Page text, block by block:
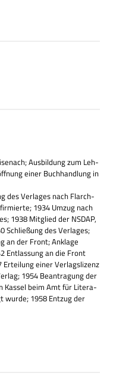
Aus­bil­dung zum Leh­
einer Buch­hand­lung in
des Ver­la­ges nach Flarch­
1934 Umzug nach
1938 Mit­glied der NSDAP,
Schlie­ßung des Ver­la­ges;
an der Front; Anklage
Ent­las­sung an die Front
Ertei­lung einer Ver­lags­li­zenz
1954 Bean­tra­gung der
Kas­sel beim Amt für Lite­ra­
wurde; 1958 Ent­zug der